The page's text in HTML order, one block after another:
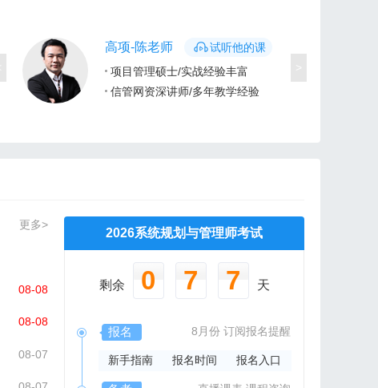
高项-陈老师
试听他的课
项目管理硕士/实战经验丰富
信管网资深讲师/多年教学经验
>
更多>
08-08
08-08
08-07
2026系统规划与管理师考试
剩余 0 7 7 天
报名 8月份 订阅报名提醒
新手指南 报名时间 报名入口